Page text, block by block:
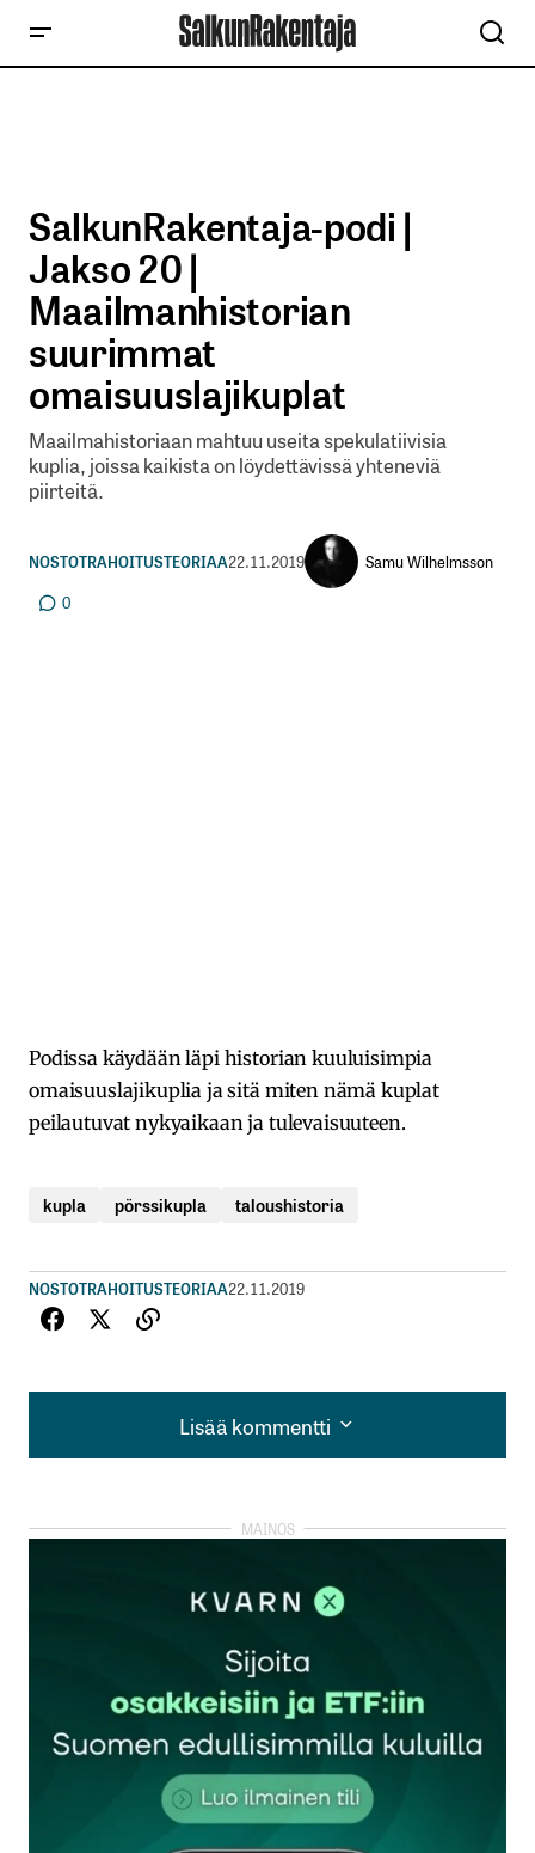
SalkunRakentaja-podi |
Jakso 20 |
Maailmanhistorian
suurimmat
omaisuuslajikuplat
Maailmahistoriaan mahtuu useita spekulatiivisia
kuplia, joissa kaikista on löydettävissä yhteneviä
piirteitä.
NOSTOTRAHOITUSTEORIAA22.11.2019
Samu Wilhelmsson
0
Podissa käydään läpi historian kuuluisimpia
omaisuuslajikuplia ja sitä miten nämä kuplat
peilautuvat nykyaikaan ja tulevaisuuteen.
kupla pörssikupla taloushistoria
NOSTOTRAHOITUSTEORIAA22.11.2019
Lisää kommentti
Lisää kommentti
kirjautua
rekisteröityä
Sähköpostiosoitettasi ei julkaista.Pakolliset
kentät on merkitty*